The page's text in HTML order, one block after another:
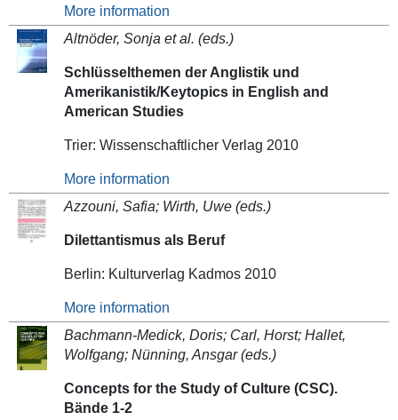
More information
Altnöder, Sonja et al. (eds.)
Schlüsselthemen der Anglistik und
Amerikanistik/Keytopics in English and
American Studies
Trier: Wissenschaftlicher Verlag 2010
More information
Azzouni, Safia; Wirth, Uwe (eds.)
Dilettantismus als Beruf
Berlin: Kulturverlag Kadmos 2010
More information
Bachmann-Medick, Doris; Carl, Horst; Hallet,
Wolfgang; Nünning, Ansgar (eds.)
Concepts for the Study of Culture (CSC).
Bände 1-2